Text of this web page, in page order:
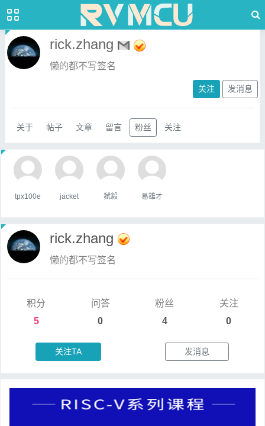
rick.zhang
懒的都不写签名
关注 发消息
关于 帖子 文章 留言 粉丝 关注
tpx100e jacket 弑毅 易雄才
rick.zhang
懒的都不写签名
积分
5
问答
0
粉丝
4
关注
0
关注TA 发消息